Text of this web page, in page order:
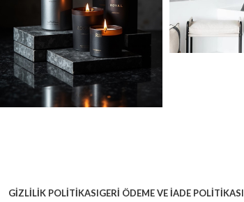
GIZLILIK POLITIKASIGERI ÖDEME VE İADE POLITIKASI